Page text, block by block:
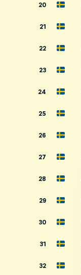
20
21
22
23
24
25
26
27
28
29
30
31
32